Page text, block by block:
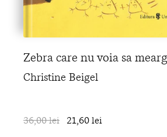
Zebra care nu voia sa
Christine Beigel
36,00 lei 21,60 lei